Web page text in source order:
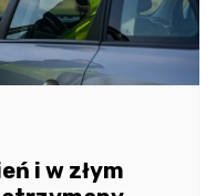
i w złym